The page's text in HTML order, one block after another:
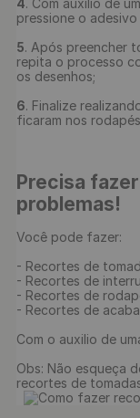
4. Com auxílio de
pressione o
5. Após preencher
repita o processo
os desenhos;
6. Finalize
ficaram nos
Precisa
problemas!
Você pode fazer:
- Recortes de
- Recortes de
- Recortes de
- Recortes de
Com o auxilio de
Obs: Não esqueça
recortes de